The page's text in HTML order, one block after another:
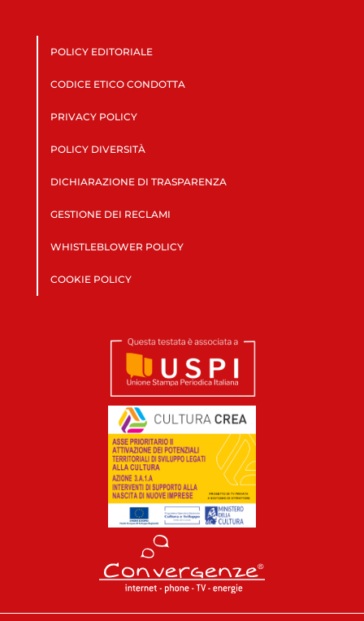
POLICY EDITORIALE
CODICE ETICO CONDOTTA
PRIVACY POLICY
POLICY DIVERSITÀ
DICHIARAZIONE DI TRASPARENZA
GESTIONE DEI RECLAMI
WHISTLEBLOWER POLICY
COOKIE POLICY